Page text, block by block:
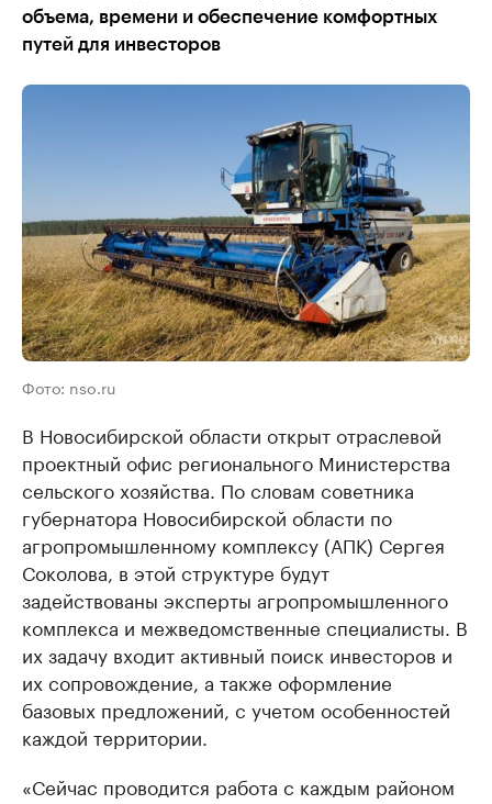
объема, времени и обеспечение комфортных
путей для инвесторов
Фото: nso.ru
В Новосибирской области открыт отраслевой
проектный офис регионального Министерства
сельского хозяйства. По словам советника
губернатора Новосибирской области по
агропромышленному комплексу (АПК) Сергея
Соколова, в этой структуре будут
задействованы эксперты агропромышленного
комплекса и межведомственные специалисты. В
их задачу входит активный поиск инвесторов и
их сопровождение, а также оформление
базовых предложений, с учетом особенностей
каждой территории.
«Сейчас проводится работа с каждым районом